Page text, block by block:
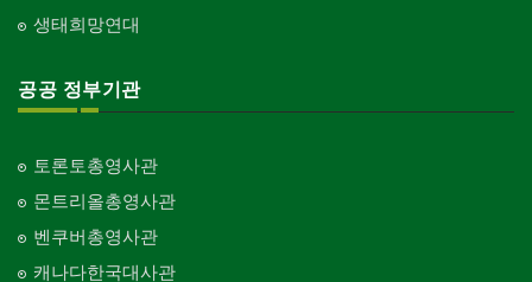
생태희망연대
공공 정부기관
토론토총영사관
몬트리올총영사관
벤쿠버총영사관
캐나다한국대사관